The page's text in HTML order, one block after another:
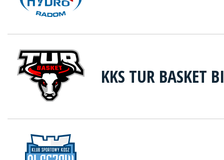
KKS TUR BASKET